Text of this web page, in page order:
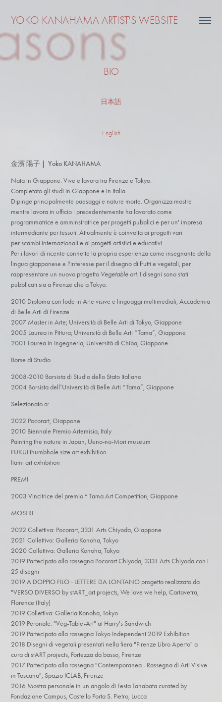
YOKO KANAHAMA ARTIST'S WEBSITE
BIO
日本語
English
金濱 陽子 | Yoko KANAHAMA
Nata in Giappone. Vive e lavora tra Firenze e Tokyo.
Completato gli studi in Giappone e in Italia.
Dipinge principalmente paesaggi e nature morte. Organizza mostre
mentre lavora in ufficio : precedentemente ha lavorato come
programmatrice e amminstratrice per progetti pubblici e per un' impresa
intermediante per tessuti. Attualmente è coinvolta ai progetti vari
per scambi internazionali e ai progetti artistici e educativi.
Per i lavori di ricente connette la propria esperienza come insegnante della
lingua giapponese e l'interesse per il disegno di frutti e vegetali, per
rappresentare un nuovo progetto Vegetable art. I disegni sono stati
pubblicati sia a Firenze che a Tokyo.​
2010 Diploma con lode in Arte visive e linguaggi multimediali; Accademia
di Belle Arti di Firenze
2007 Master in Arte; Università di Belle Arti di Tokyo, Giappone
2005 Laurea in Pittura; Università di Belle Arti “Tama”, Giappone
2001 Laurea in Ingegneria; Università di Chiba, Giappone
Borse di Studio
2008-2010 Borsista di Studio dello Stato Italiano
2004 Borsista dell’Università di Belle Arti “Tama”, Giappone​
Selezionato a:
2022 Pocorart, Giappone
2010 Biennale Premio Artemisia, Italy
Painting the nature in Japan, Ueno-no-Mori museum
FUKUI thumbhole size art exhibition
Itami art exhibition
PREMI
2003 Vincitrice del premio “ Tama Art Competition, Giappone
MOSTRE​
2022 Collettiva: Pocorart, 3331 Arts Chiyoda, Giappone
2021 Collettiva: Galleria Konoha, Tokyo
2020 Collettiva: Galleria Konoha, Tokyo
2019 Partecipato alla rassegna Pocorart Chiyoda, 3331 Arts Chiyoda con i
25 disegni
2019 A DOPPIO FILO - LETTERE DA LONTANO progetto realizzato da
"VERSO DIVERSO by stART_art projects, We love we help, Cartavetra,
Florence (Italy)
2019 Collettiva: Galleria Konoha, Tokyo
2019 Peronale: "Veg-Table-Art" at Harry's Sandwich
2019 Partecipato alla rassegna Tokyo Independent 2019 Exhibition
2018 Disegni di vegetali presentati nella fiera "Firenze Libro Aperto" a
cura di stART projects, Fortezza da basso, Firenze
2017 Partecipato alla rassegna "Contemporanea - Rassegna di Arti Visive
in Toscana", Spazio ICLAB, Firenze
2016 Mostra personale in un angolo di Festa Tanabata curated by
Fondazione Campus, Castello Porta S. Pietro, Lucca